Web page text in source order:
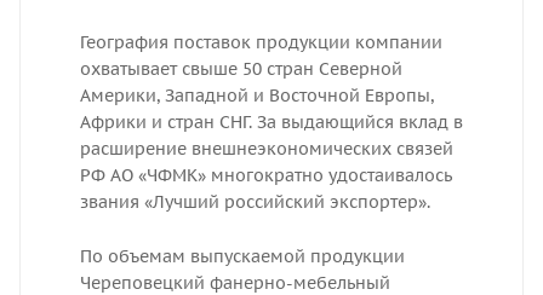
География поставок продукции компании
охватывает свыше 50 стран Северной
Америки, Западной и Восточной Европы,
Африки и стран СНГ. За выдающийся вклад в
расширение внешнеэкономических связей
РФ АО «ЧФМК» многократно удостаивалось
звания «Лучший российский экспортер».
По объемам выпускаемой продукции
Череповецкий фанерно-мебельный